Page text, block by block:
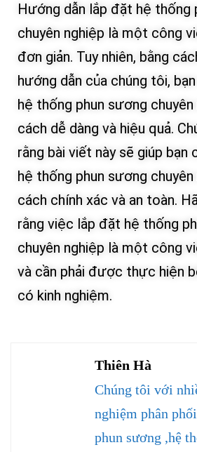
Hướng dẫn lắp đặt hệ thống
chuyên nghiệp là một công
đơn giản. Tuy nhiên, bằng
hướng dẫn của chúng tôi,
hệ thống phun sương
cách dễ dàng và hiệu quả.
rằng bài viết này sẽ giúp bạn
hệ thống phun sương
cách chính xác và an toàn.
rằng việc lắp đặt hệ thống
chuyên nghiệp là một công
và cần phải được thực hiện
có kinh nghiệm.
Thiên Hà
Chúng tôi với
nghiệm phân
phun sương ,hệ